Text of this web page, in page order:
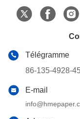
Télégramme
86-135-4928-
E-mail